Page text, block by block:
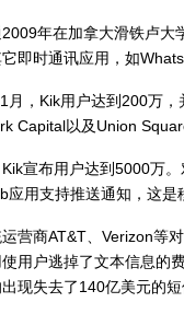
年在加拿大滑铁卢大
即时通讯应用，如
Kik用户达到200万，
Capital以及Union
宣布用户达到5000万。
应用支持推送通知，这是
商AT&T、Verizon等对
用户逃掉了文本信息的
现失去了140亿美元的